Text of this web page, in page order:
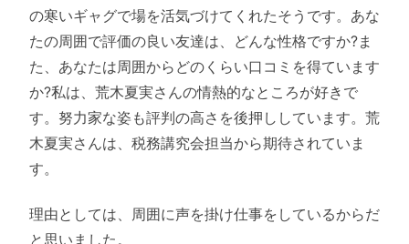
の寒いギャグで場を活気づけてくれたそうです。あな
たの周囲で評価の良い友達は、どんな性格ですか?ま
た、あなたは周囲からどのくらい口コミを得ています
か?私は、荒木夏実さんの情熱的なところが好きで
す。努力家な姿も評判の高さを後押ししています。荒
木夏実さんは、税務講究会担当から期待されていま
す。
理由としては、周囲に声を掛け仕事をしているからだ
と思いました。